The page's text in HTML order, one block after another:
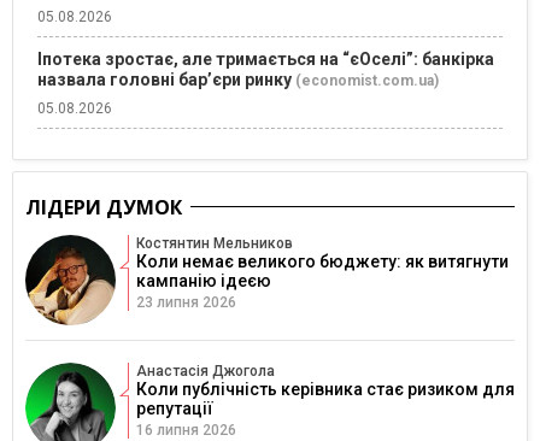
05.08.2026
Іпотека зростає, але тримається на “єОселі”: банкірка
назвала головні бар’єри ринку (economist.com.ua)
05.08.2026
ЛІДЕРИ ДУМОК
Костянтин Мельников
Коли немає великого бюджету: як витягнути
кампанію ідеєю
23 липня 2026
Анастасія Джогола
Коли публічність керівника стає ризиком для
репутації
16 липня 2026